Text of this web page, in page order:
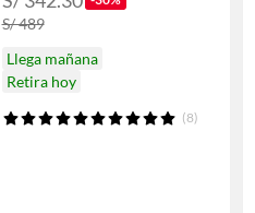
S/ 489
Llega mañana
Retira hoy
(8)